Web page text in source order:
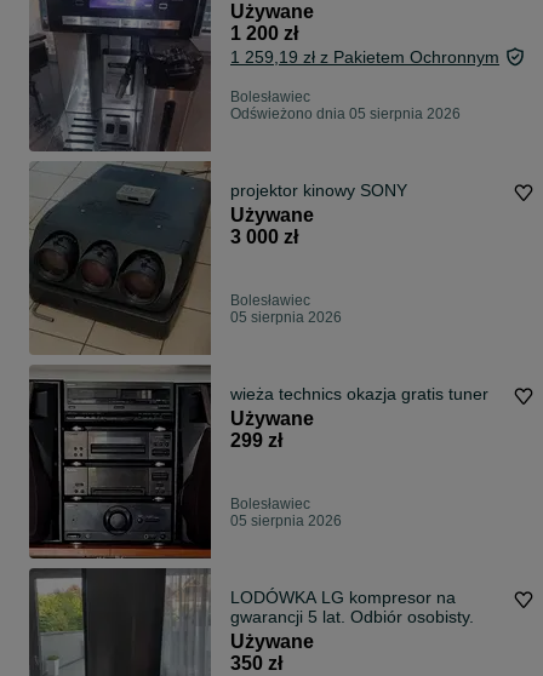
Używane
1 200 zł
1 259,19 zł z Pakietem Ochronnym
Bolesławiec
Odświeżono dnia 05 sierpnia 2026
projektor kinowy SONY
Używane
3 000 zł
Bolesławiec
05 sierpnia 2026
wieża technics okazja gratis tuner
Używane
299 zł
Bolesławiec
05 sierpnia 2026
LODÓWKA LG kompresor na
gwarancji 5 lat. Odbiór osobisty.
Używane
350 zł